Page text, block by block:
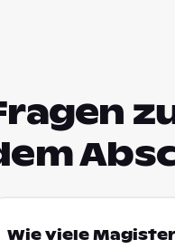
Wie viele